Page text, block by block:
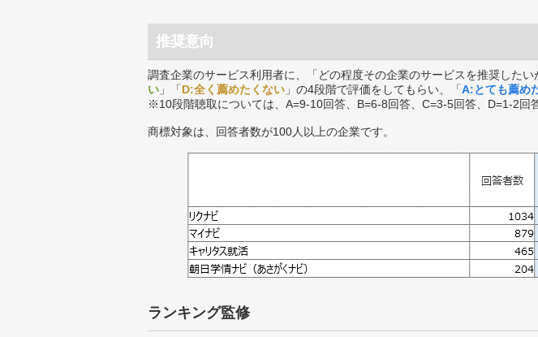
推奨意向
調査企業のサービス利用者に、「どの程度その企業のサービスを推奨したい
い 」「D:全く薦めたくない 」の4段階で評価をしてもらい、「A:とても薦め
※10段階聴取については、A=9-10回答、B=6-8回答、C=3-5回答、D=1-2回
商標対象は、回答者数が100人以上の企業です。
ランキング監修